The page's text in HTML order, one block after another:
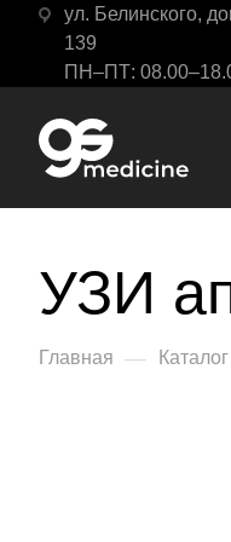
ул. Белинского,
139
ПН–ПТ:
УЗИ
Главная — Каталог